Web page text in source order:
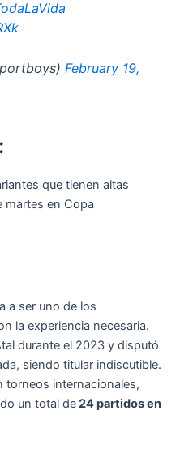
February 19,
que tienen altas
martes en Copa
a ser uno de los
la experiencia necesaria.
durante el 2023 y disputó
siendo titular indiscutible.
torneos internacionales,
un total de24 partidos en